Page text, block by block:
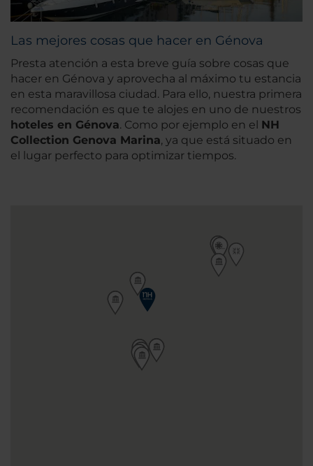
Las mejores cosas que hacer en Génova
Presta atención a esta breve guía sobre cosas que
hacer en Génova y aprovecha al máximo tu estancia
en esta maravillosa ciudad. Para ello, nuestra primera
recomendación es que te alojes en uno de nuestros
hoteles en Génova. Como por ejemplo en el NH
Collection Genova Marina, ya que está situado en
el lugar perfecto para optimizar tiempos.